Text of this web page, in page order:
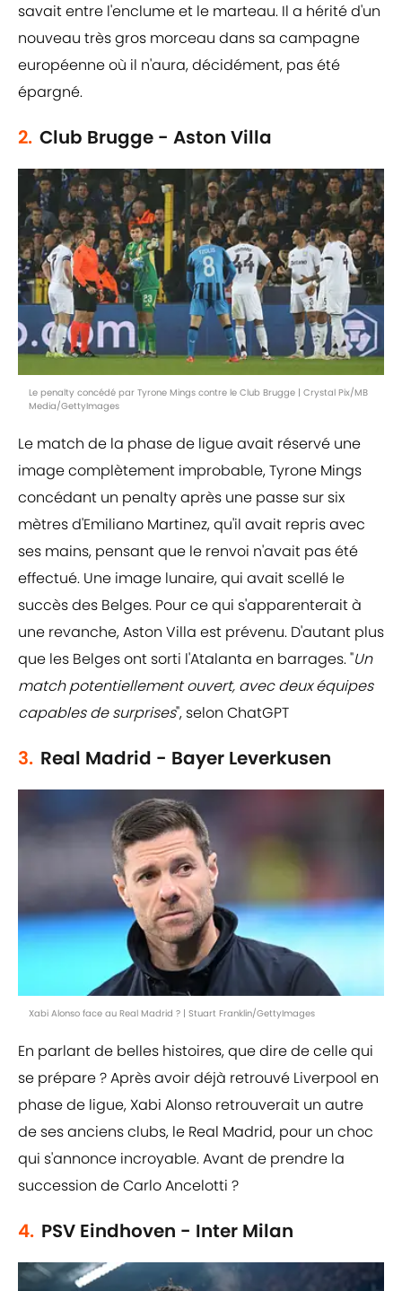
savait entre l'enclume et le marteau. Il a hérité d'un
nouveau très gros morceau dans sa campagne
européenne où il n'aura, décidément, pas été
épargné.
2. Club Brugge - Aston Villa
Le penalty concédé par Tyrone Mings contre le Club Brugge | Crystal Pix/MB
Media/GettyImages
Le match de la phase de ligue avait réservé une
image complètement improbable, Tyrone Mings
concédant un penalty après une passe sur six
mètres d'Emiliano Martinez, qu'il avait repris avec
ses mains, pensant que le renvoi n'avait pas été
effectué. Une image lunaire, qui avait scellé le
succès des Belges. Pour ce qui s'apparenterait à
une revanche, Aston Villa est prévenu. D'autant plus
que les Belges ont sorti l'Atalanta en barrages. "Un
match potentiellement ouvert, avec deux équipes
capables de surprises", selon ChatGPT
3. Real Madrid - Bayer Leverkusen
Xabi Alonso face au Real Madrid ? | Stuart Franklin/GettyImages
En parlant de belles histoires, que dire de celle qui
se prépare ? Après avoir déjà retrouvé Liverpool en
phase de ligue, Xabi Alonso retrouverait un autre
de ses anciens clubs, le Real Madrid, pour un choc
qui s'annonce incroyable. Avant de prendre la
succession de Carlo Ancelotti ?
4. PSV Eindhoven - Inter Milan